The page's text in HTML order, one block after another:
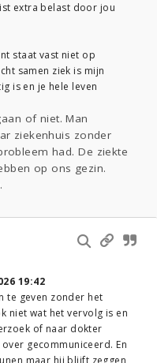
extra belast door jou
staat vast niet op
samen ziek is mijn
is en je hele leven
of niet. Man
ziekenhuis zonder
had. De ziekte
op ons gezin.
19:42
te geven zonder het
niet wat het vervolg is en
of naar dokter
gecommuniceerd. En